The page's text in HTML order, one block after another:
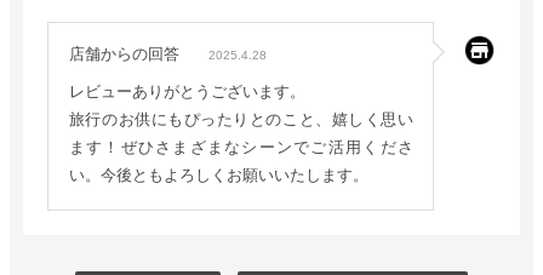
店舗からの回答 2025.4.28
レビューありがとうございます。
旅行のお供にもぴったりとのこと、嬉しく思い
ます！ぜひさまざまなシーンでご活用くださ
い。今後ともよろしくお願いいたします。